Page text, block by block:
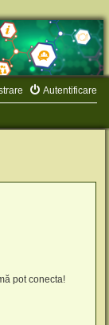
Autentificare
pot conecta!